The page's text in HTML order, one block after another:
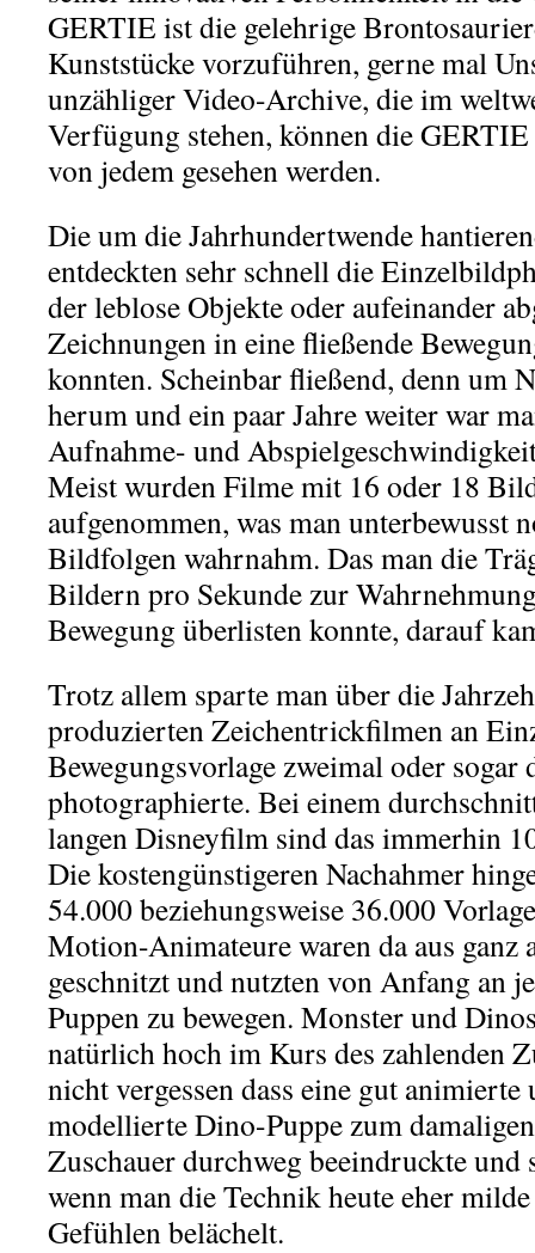
GERTIE ist die gelehrige
Kunststücke vorzuführen, gerne mal
unzähliger Video-Archive, die im
Verfügung stehen, können die
von jedem gesehen werden.
Die um die Jahrhundertwende
entdeckten sehr schnell die
der leblose Objekte oder aufeinander
Zeichnungen in eine fließende
konnten. Scheinbar fließend, denn um
herum und ein paar Jahre weiter war
Aufnahme- und
Meist wurden Filme mit 16 oder 18
aufgenommen, was man unterbewusst
Bildfolgen wahrnahm. Das man die
Bildern pro Sekunde zur
Bewegung überlisten konnte, darauf
Trotz allem sparte man über die
produzierten Zeichentrickfilmen an
Bewegungsvorlage zweimal oder sogar
photographierte. Bei einem
langen Disneyfilm sind das immerhin
Die kostengünstigeren Nachahmer
54.000 beziehungsweise 36.000
Motion-Animateure waren da aus ganz
geschnitzt und nutzten von Anfang an
Puppen zu bewegen. Monster und
natürlich hoch im Kurs des zahlenden
nicht vergessen dass eine gut animierte
modellierte Dino-Puppe zum
Zuschauer durchweg beeindruckte und
wenn man die Technik heute eher
Gefühlen belächelt.